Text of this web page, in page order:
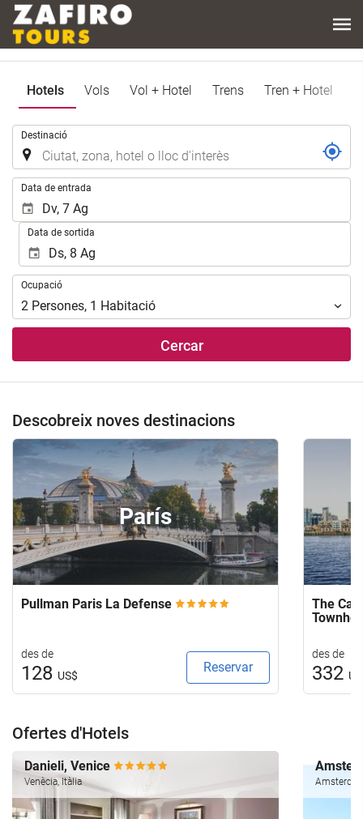
Hotels Vols Vol + Hotel Trens Tren + Hotel
Destinació
Data de entrada
Data de sortida
Ocupació
Ocupació
2 Persones, 1 Habitació
Cercar
Descobreix noves destinacions
París
Pullman Paris La Defense
des de
128 US$
Reservar
The
des de
332
Ofertes d'Hotels
Danieli, Venice
Venècia, Itàlia